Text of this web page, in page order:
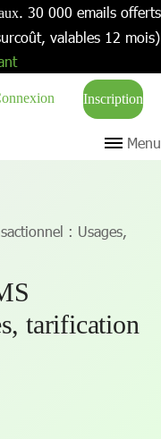
. 30 000 emails offerts
valables 12 mois)
Inscription
Menu
: Usages,
tarification